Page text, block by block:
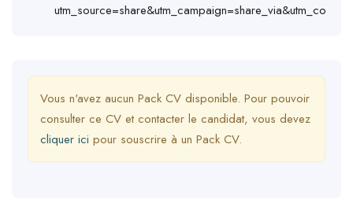
Vous n'avez aucun Pack CV disponible. Pour pouvoir
consulter ce CV et contacter le candidat, vous devez
cliquer ici pour souscrire à un Pack CV.